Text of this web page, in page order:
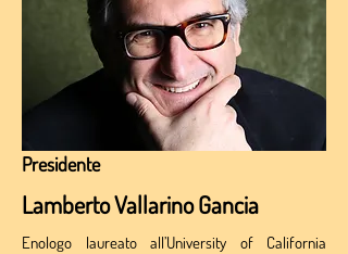
Presidente
Lamberto Vallarino Gancia
Enologo laureato all’University of California